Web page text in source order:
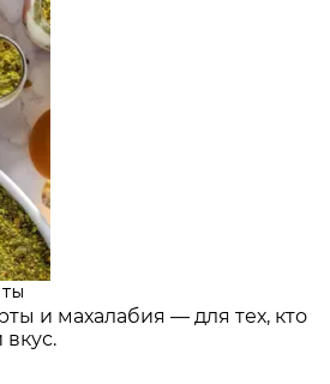
и махалабия — для тех, кто